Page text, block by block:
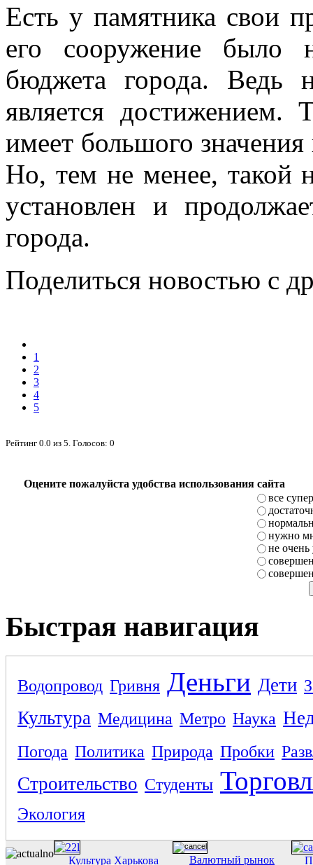
Есть у памятника свои
его сооружение было
бюджета города. Ведь
является достижением.
имеет большого значения
Но, тем не менее, такой
установлен и
города.
Поделиться новостью с
1
2
3
4
5
Рейтинг 0.0 из 5 . Голосов: 0
Оцените пожалуйста удобства использования сайта
все супер
нужно
не очень
Быстрая навигация
Водопровод Гривня Деньги Дети
Культура Медицина Метро Наука
Погода Политика Природа Пробки
Строительство Студенты
Экология
Культура Харькова Валютный рынок